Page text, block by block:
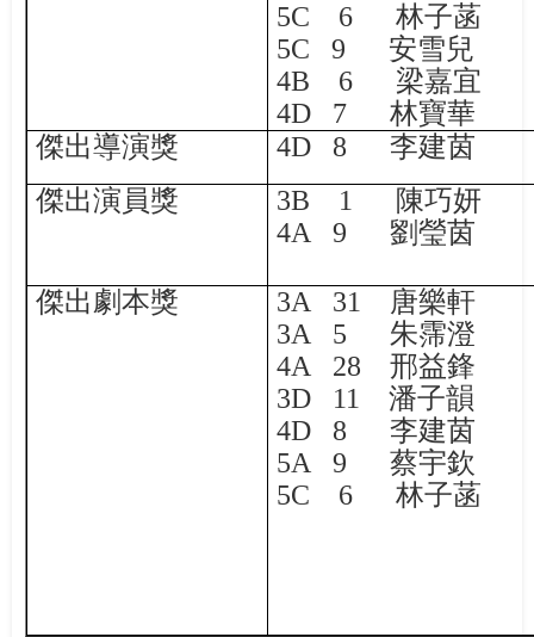
5C 6 林子菡
5C 9 安雪兒
4B 6 梁嘉宜
4D 7 林寶華
傑出導演獎
4D 8 李建茵
傑出演員獎
3B 1
陳巧妍
4A 9 劉瑩茵
傑出劇本獎 3A 31 唐樂軒
3A 5 朱霈澄
4A 28 邢益鋒
3D 11 潘子韻
4D 8 李建茵
5A 9 蔡宇欽
5C 6 林子菡